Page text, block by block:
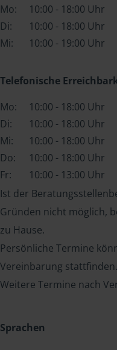
Mo:
10:00 - 18:00 Uhr
Di:
10:00 - 18:00 Uhr
Mi:
10:00 - 19:00 Uhr
Telefonische
Mo:
10:00 - 18:00 Uhr
Di:
10:00 - 18:00 Uhr
Mi:
10:00 - 18:00 Uhr
Do:
10:00 - 18:00 Uhr
Fr:
10:00 - 13:00 Uhr
Ist der
Gründen nicht möglich,
zu Hause.
Persönliche Termine
Vereinbarung stattfinden.
Weitere Termine nach
Sprachen